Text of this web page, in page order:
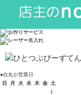
●白丸が営業日
日
月 火 水 木 金
土
1